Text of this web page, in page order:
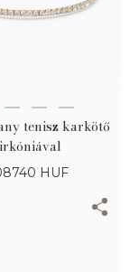
tenisz karkötő
HUF